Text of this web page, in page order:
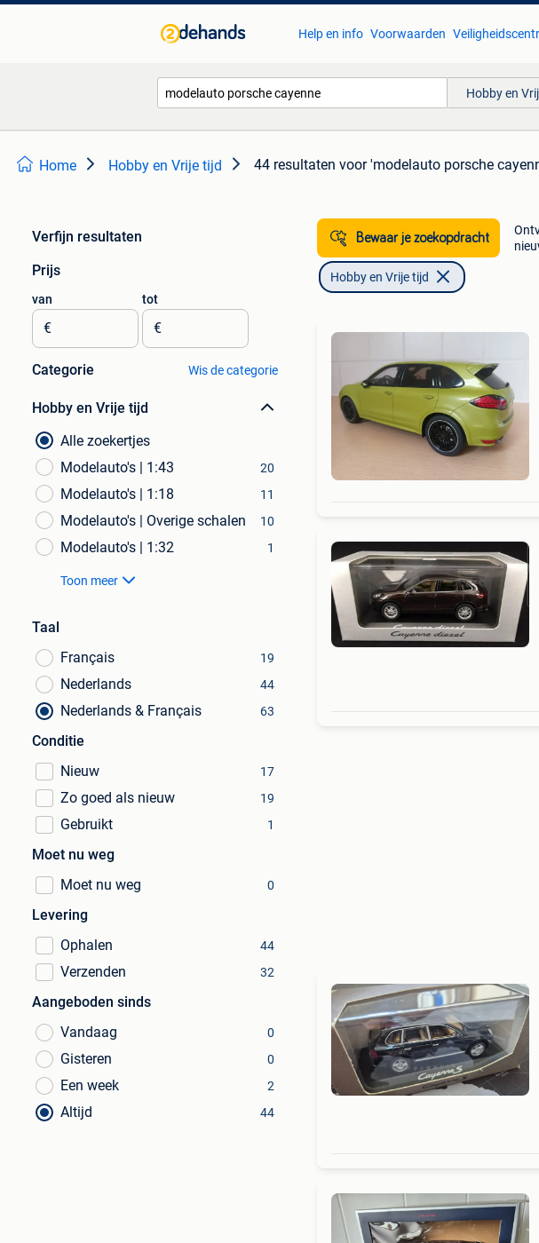
Help en info Voorwaarden
Hobby en
Home Hobby en Vrije tijd 44 resultaten voor 'modelauto porsche
Verfijn resultaten
Prijs
van
€
tot
€
Categorie Wis de categorie
Hobby en Vrije tijd
Alle zoekertjes
Modelauto's | 1:43
20
Modelauto's | 1:18 11
Modelauto's | Overige schalen 10
Modelauto's | 1:32 1
Toon meer
Taal
Français
19
Nederlands 44
Nederlands & Français 63
Conditie
Nieuw
17
Zo goed als nieuw 19
Gebruikt 1
Moet nu weg
Moet nu weg
0
Levering
Ophalen
44
Verzenden 32
Aangeboden sinds
Vandaag
0
Gisteren 0
Een week 2
Altijd 44
Bewaar je zoekopdracht
Hobby en Vrije tijd